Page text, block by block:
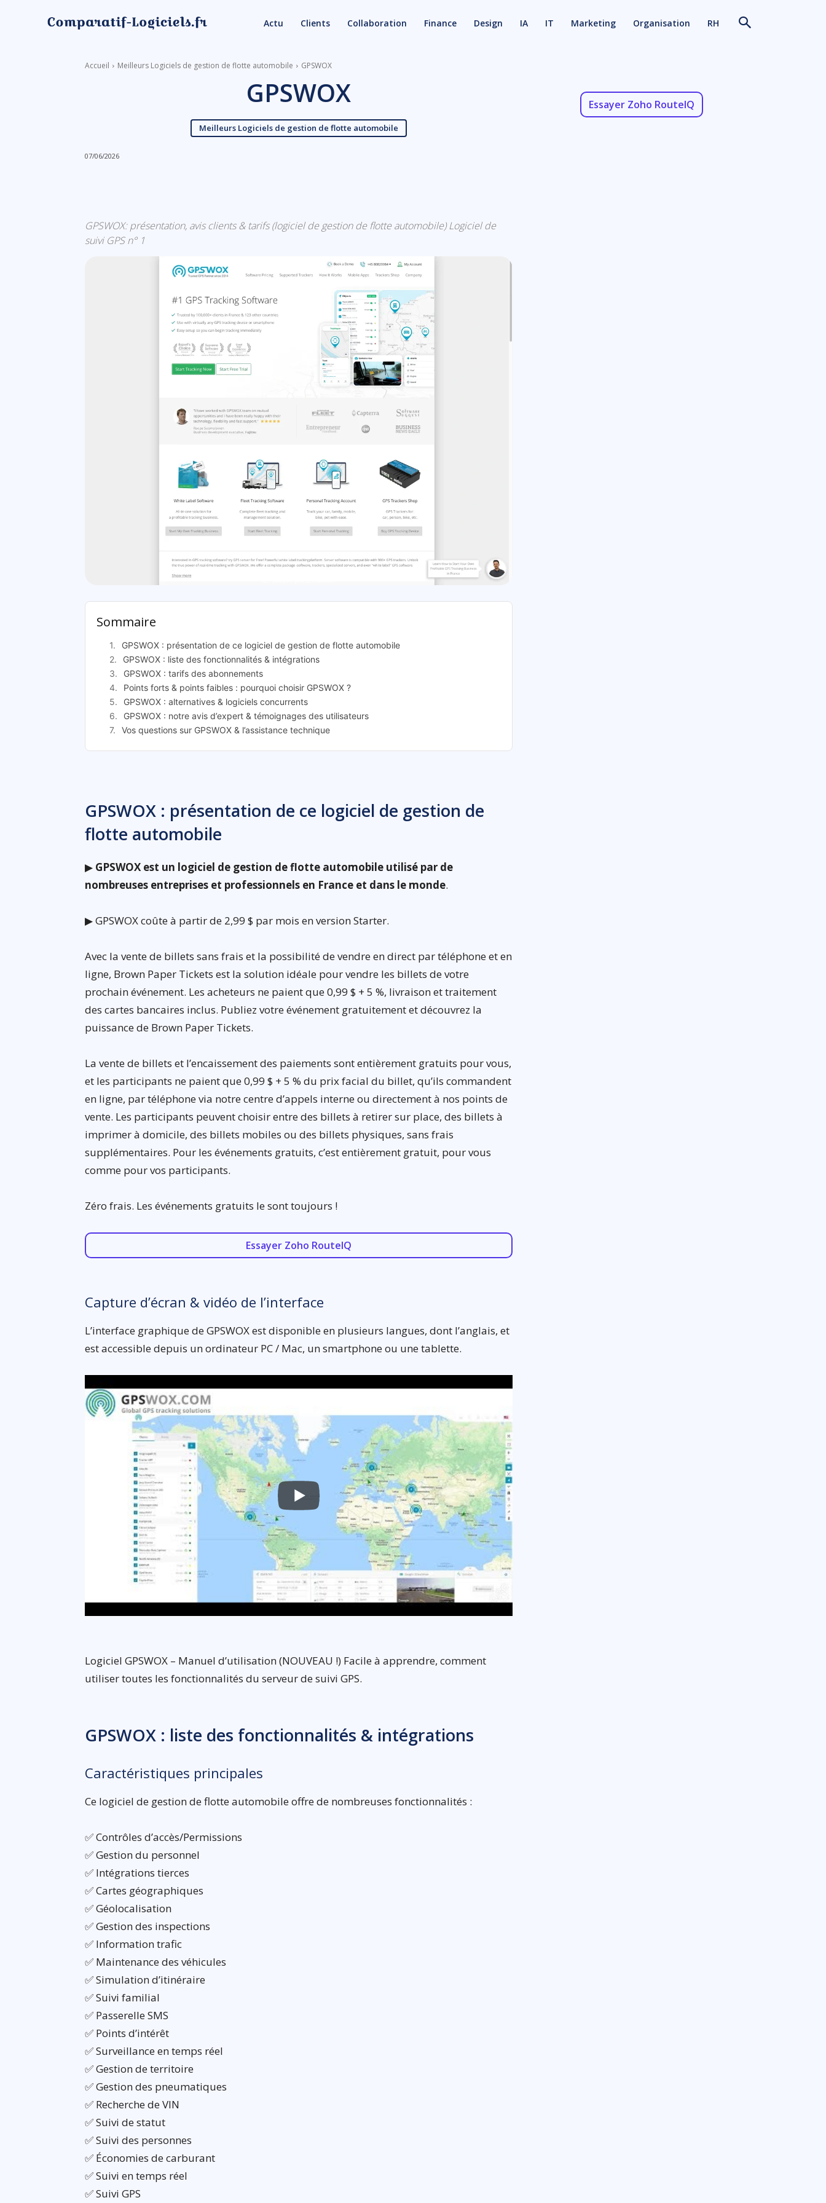
Actu Clients Collaboration Finance Design IA IT Marketing Organisation RH
Accueil Meilleurs Logiciels de gestion de flotte automobile GPSWOX
GPSWOX
Meilleurs Logiciels de gestion de flotte automobile
07/06/2026
GPSWOX: présentation, avis clients & tarifs (logiciel de gestion de flotte automobile) Logiciel de
suivi GPS n° 1
Sommaire
GPSWOX : présentation de ce logiciel de gestion de flotte automobile
GPSWOX : liste des fonctionnalités & intégrations
GPSWOX : tarifs des abonnements
Points forts & points faibles : pourquoi choisir GPSWOX ?
GPSWOX : alternatives & logiciels concurrents
GPSWOX : notre avis d’expert & témoignages des utilisateurs
Vos questions sur GPSWOX & l’assistance technique
GPSWOX : présentation de ce logiciel de gestion de
flotte automobile
▶ GPSWOX est un logiciel de gestion de flotte automobile utilisé par de
nombreuses entreprises et professionnels en France et dans le monde.
▶ GPSWOX coûte à partir de 2,99 $ par mois en version Starter.
Avec la vente de billets sans frais et la possibilité de vendre en direct par téléphone et en
ligne, Brown Paper Tickets est la solution idéale pour vendre les billets de votre
prochain événement. Les acheteurs ne paient que 0,99 $ + 5 %, livraison et traitement
des cartes bancaires inclus. Publiez votre événement gratuitement et découvrez la
puissance de Brown Paper Tickets.
La vente de billets et l’encaissement des paiements sont entièrement gratuits pour vous,
et les participants ne paient que 0,99 $ + 5 % du prix facial du billet, qu’ils commandent
en ligne, par téléphone via notre centre d’appels interne ou directement à nos points de
vente. Les participants peuvent choisir entre des billets à retirer sur place, des billets à
imprimer à domicile, des billets mobiles ou des billets physiques, sans frais
supplémentaires. Pour les événements gratuits, c’est entièrement gratuit, pour vous
comme pour vos participants.
Zéro frais. Les événements gratuits le sont toujours !
Essayer Zoho RouteIQ
Capture d’écran & vidéo de l’interface
L’interface graphique de GPSWOX est disponible en plusieurs langues, dont l’anglais, et
est accessible depuis un ordinateur PC / Mac, un smartphone ou une tablette.
Logiciel GPSWOX – Manuel d’utilisation (NOUVEAU !) Facile à apprendre, comment
utiliser toutes les fonctionnalités du serveur de suivi GPS.
GPSWOX : liste des fonctionnalités & intégrations
Caractéristiques principales
Ce logiciel de gestion de flotte automobile offre de nombreuses fonctionnalités :
✅ Contrôles d’accès/Permissions
✅ Gestion du personnel
✅ Intégrations tierces
✅ Cartes géographiques
✅ Géolocalisation
✅ Gestion des inspections
✅ Information trafic
✅ Maintenance des véhicules
✅ Simulation d’itinéraire
✅ Suivi familial
✅ Passerelle SMS
✅ Points d’intérêt
✅ Surveillance en temps réel
✅ Gestion de territoire
✅ Gestion des pneumatiques
✅ Recherche de VIN
✅ Suivi de statut
✅ Suivi des personnes
✅ Économies de carburant
✅ Suivi en temps réel
✅ Suivi GPS
Essayer Zoho RouteIQ